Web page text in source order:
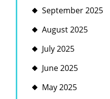
September 2025
August 2025
July 2025
June 2025
May 2025